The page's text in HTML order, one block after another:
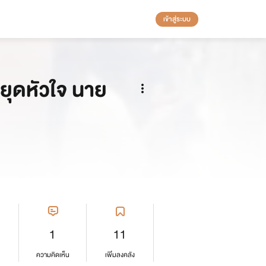
เข้าสู่ระบบ
ดหัวใจ นาย
1
ความคิดเห็น
11
เพิ่มลงคลัง